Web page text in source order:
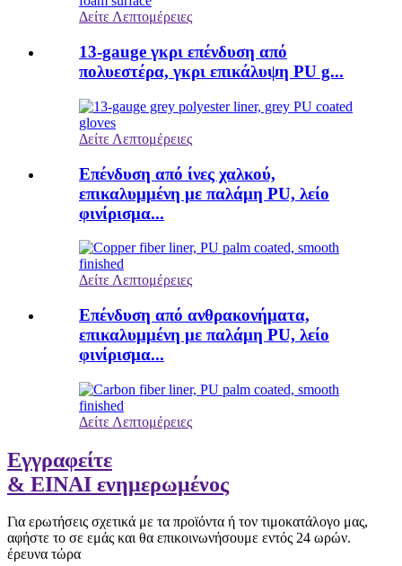
Δείτε Λεπτομέρειες
13-gauge γκρι επένδυση από
πολυεστέρα, γκρι επικάλυψη PU g...
Δείτε Λεπτομέρειες
Επένδυση από ίνες χαλκού,
επικαλυμμένη με παλάμη PU, λείο
φινίρισμα...
Δείτε Λεπτομέρειες
Επένδυση από ανθρακονήματα,
επικαλυμμένη με παλάμη PU, λείο
φινίρισμα...
Δείτε Λεπτομέρειες
Εγγραφείτε
& ΕΙΝΑΙ ενημερωμένος
Για ερωτήσεις σχετικά με τα προϊόντα ή τον τιμοκατάλογο μας,
αφήστε το σε εμάς και θα επικοινωνήσουμε εντός 24 ωρών.
έρευνα τώρα